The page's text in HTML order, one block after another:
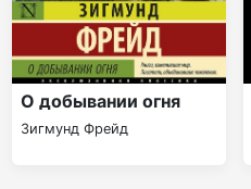
О добывании огня
Зигмунд Фрейд